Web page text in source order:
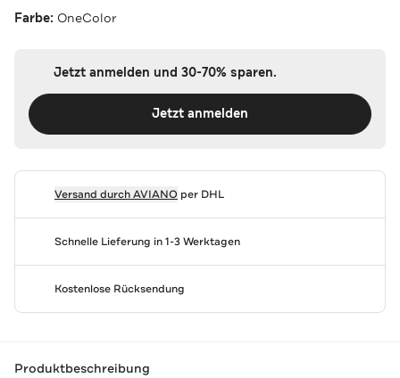
Farbe: OneColor
Jetzt anmelden und 30-70% sparen.
Jetzt anmelden
Versand durchAVIANOper DHL
Schnelle Lieferung in 1-3 Werktagen
Kostenlose Rücksendung
Produktbeschreibung